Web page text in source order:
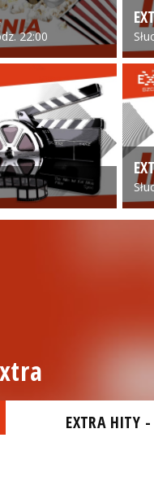
22:00
EXTRA HITY